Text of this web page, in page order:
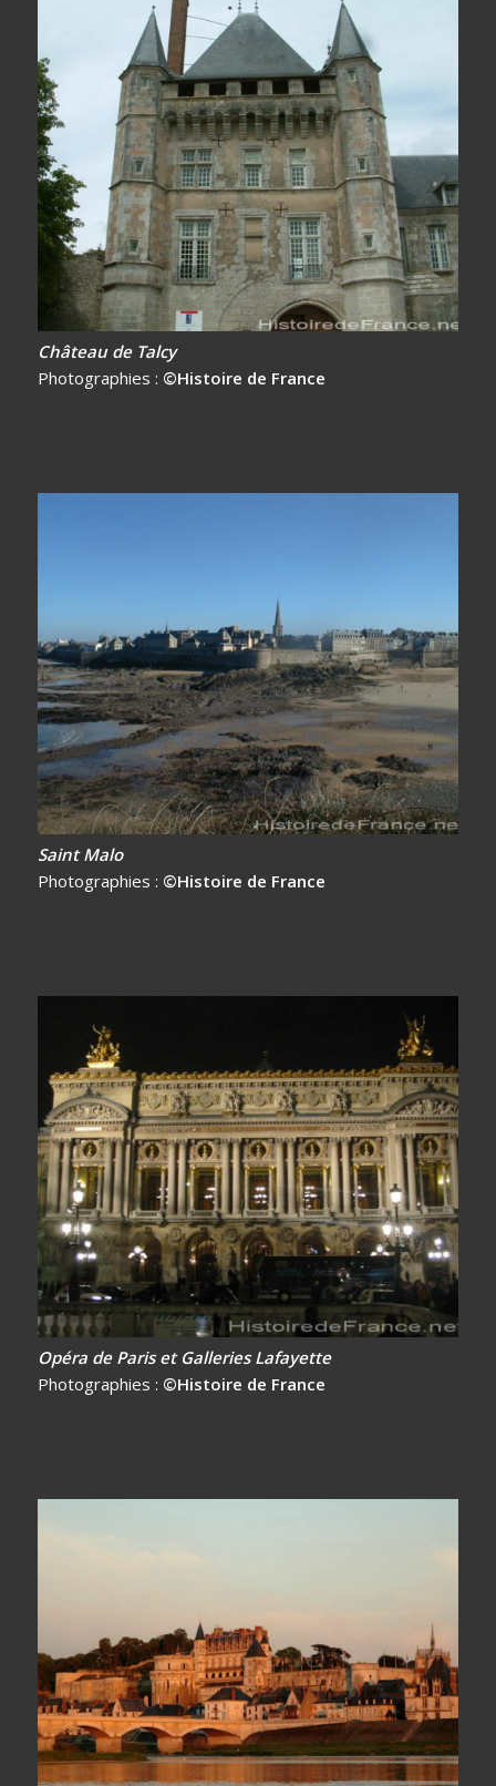
Château de Talcy
Photographies : ©Histoire de France
Saint Malo
Photographies : ©Histoire de France
Opéra de Paris et Galleries Lafayette
Photographies : ©Histoire de France